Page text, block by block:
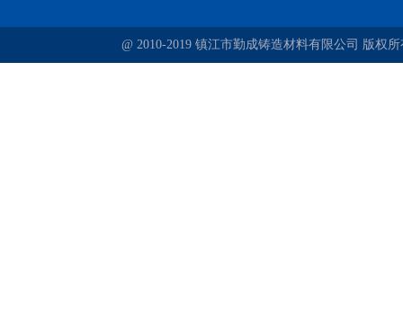
@ 2010-2019 镇江市勤成铸造材料有限公司 版权